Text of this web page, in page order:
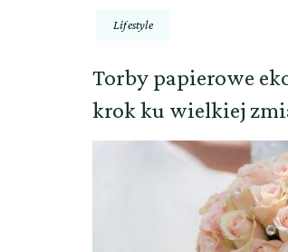
Lifestyle
Torby papierowe
krok ku wielkiej